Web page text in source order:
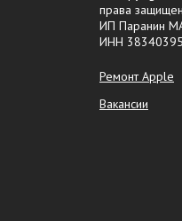
права
ИП Паранин
ИНН
Ремонт Apple
Вакансии